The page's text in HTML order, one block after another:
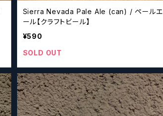
Sierra Nevada Pale Ale (can) / ペールエ
ール【クラフトビール】
¥590
SOLD OUT